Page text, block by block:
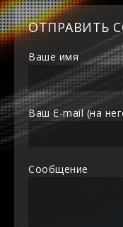
ОТПРАВИТЬ
Ваше имя
Ваш E-mail (на
Сообщение